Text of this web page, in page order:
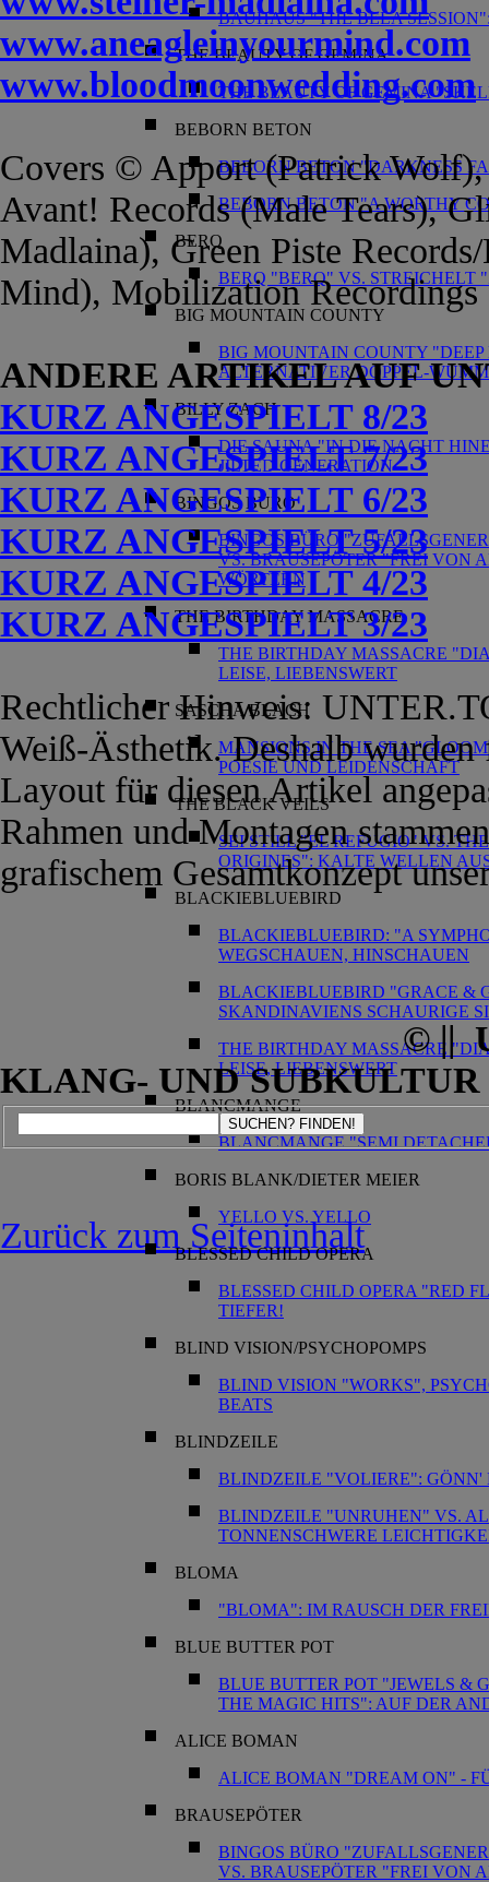
BAUHAUS "THE BELA
THE BEAUTY OF GEMINA
THE BEAUTY OF GEMINA
BEBORN BETON
BEBORN BETON "DARKNESS
BEBORN BETON "A WORTHY
BERQ
BERQ "BERQ" VS. STREICHELT
BIG MOUNTAIN COUNTY
BIG MOUNTAIN COUNTY
ALTERNATIVER DOPPEL-
BILLY ZACH
DIE SAUNA "IN DIE NACHT
JILTED GENERATION
BINGOS BÜRO
BINGOS BÜRO
VS. BRAUSEPÖTER "FREI VON
WÖRTERN
THE BIRTHDAY MASSACRE
THE BIRTHDAY MASSACRE
LEISE, LIEBENSWERT
SASCHA BLACH
MANSIONS IN THE SEA
POESIE UND LEIDENSCHAFT
THE BLACK VEILS
SEI STILL "EL REFUGIO" VS.
ORIGINES": KALTE WELLEN
BLACKIEBLUEBIRD
BLACKIEBLUEBIRD: "A
WEGSCHAUEN, HINSCHAUEN
BLACKIEBLUEBIRD "GRACE &
SKANDINAVIENS SCHAURIGE
THE BIRTHDAY MASSACRE
LEISE, LIEBENSWERT
BLANCMANGE
BLANCMANGE "SEMI
BORIS BLANK/DIETER MEIER
YELLO VS. YELLO
BLESSED CHILD OPERA
BLESSED CHILD OPERA "RED
TIEFER!
BLIND VISION/PSYCHOPOMPS
BLIND VISION "WORKS",
BEATS
BLINDZEILE
BLINDZEILE "VOLIERE": GÖNN'
BLINDZEILE "UNRUHEN" VS.
TONNENSCHWERE
BLOMA
"BLOMA": IM RAUSCH DER
BLUE BUTTER POT
BLUE BUTTER POT "JEWELS &
THE MAGIC HITS": AUF DER
ALICE BOMAN
ALICE BOMAN "DREAM ON" -
BRAUSEPÖTER
BINGOS BÜRO
VS. BRAUSEPÖTER "FREI VON
www.aneagleinyourmind.com
www.bloodmoonwedding.com
Covers © Apport (Patrick
Avant! Records (Male Tears),
Madlaina), Green Piste
Mind), Mobilization
ANDERE ARTIKEL AUF
KURZ ANGESPIELT 8/23
KURZ ANGESPIELT 7/23
KURZ ANGESPIELT 6/23
KURZ ANGESPIELT 5/23
KURZ ANGESPIELT 4/23
KURZ ANGESPIELT 3/23
Rechtlicher Hinweis:
Weiß-Ästhetik. Deshalb
Layout für diesen Artikel
Rahmen und Montagen
grafischem Gesamtkonzept
© ||
KLANG- UND SUBKULTUR
SUCHEN? FINDEN!
Zurück zum Seiteninhalt